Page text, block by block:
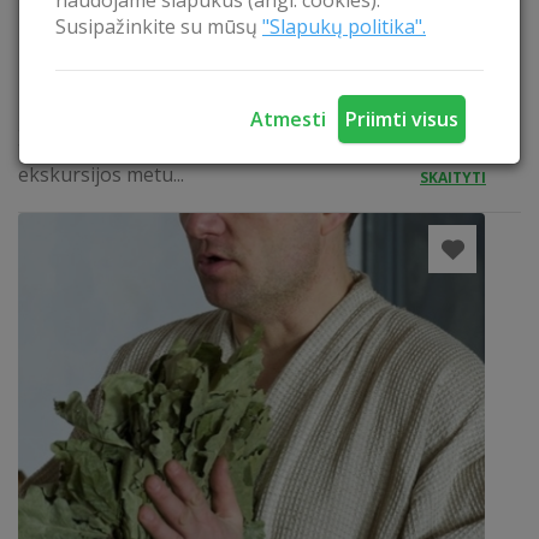
Susipažinkite su mūsų "Slapukų politika".
Atmesti Priimti visus
receptas buvo perduodamas iš kartos į kartą ir jo
kilmė siekia net kryžiuočių laikus. Daugelį metų
kaupta vyno gamybos patirtis ir aistra vyndarystei
leido sukurti unikalaus charakterio natūralų vyną,
garsėjantį savo puikiu skoniu ir aromatu. Vyndarys
turi tautinio paveldo sertifikatą. Pažintinės
ekskursijos metu...
SKAITYTI